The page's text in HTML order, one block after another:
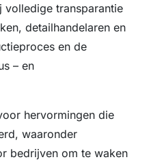
volledige transparantie
detailhandelaren en
en de
– en
hervormingen die
waaronder
bedrijven om te waken